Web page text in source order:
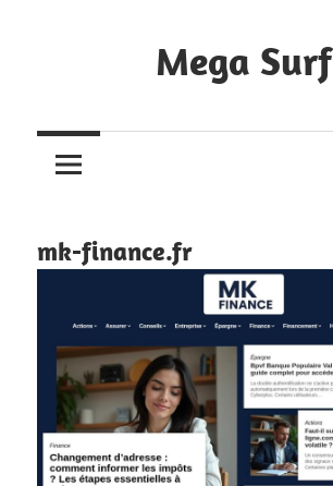
Mega Surf
Internet
mk-finance.fr